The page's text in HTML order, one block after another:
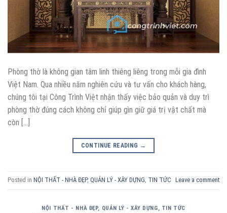
Phòng thờ là không gian tâm linh thiêng liêng trong mỗi gia đình
Việt Nam. Qua nhiều năm nghiên cứu và tư vấn cho khách hàng,
chúng tôi tại Công Trình Việt nhận thấy việc bảo quản và duy trì
phòng thờ đúng cách không chỉ giúp gìn giữ giá trị vật chất mà
còn […]
CONTINUE READING →
Posted in NỘI THẤT - NHÀ ĐẸP, QUẢN LÝ - XÂY DỰNG, TIN TỨC Leave a comment
NỘI THẤT - NHÀ ĐẸP, QUẢN LÝ - XÂY DỰNG, TIN TỨC